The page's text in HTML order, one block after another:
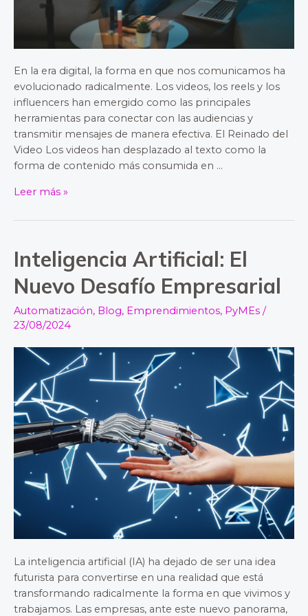
En la era digital, la forma en que nos comunicamos ha
evolucionado radicalmente. Los videos, los reels y los
influencers han emergido como las principales
herramientas para conectar con las audiencias y
transmitir mensajes de manera efectiva. El Reinado del
Video Los videos han desplazado al texto como la
forma de contenido más consumida en …
Leer más »
Inteligencia Artificial: El
Nuevo Desafío Empresarial
Automatización, Blog, Emprendimientos, PyMEs /
23/08/2024
La inteligencia artificial (IA) ha dejado de ser una idea
futurista para convertirse en una realidad que está
transformando radicalmente la forma en que vivimos y
trabajamos. Las empresas, ante este nuevo panorama,
Inteligencia
Artificial:
El
Desafío
Empresarial